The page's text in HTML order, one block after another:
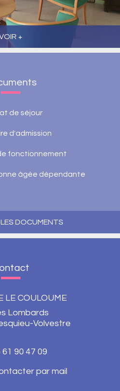
+
de séjour
d'admission
fonctionnement
âgée dépendante
DOCUMENTS
LE COULOUME
Lombards
Volvestre
61 90 47 09
par mail